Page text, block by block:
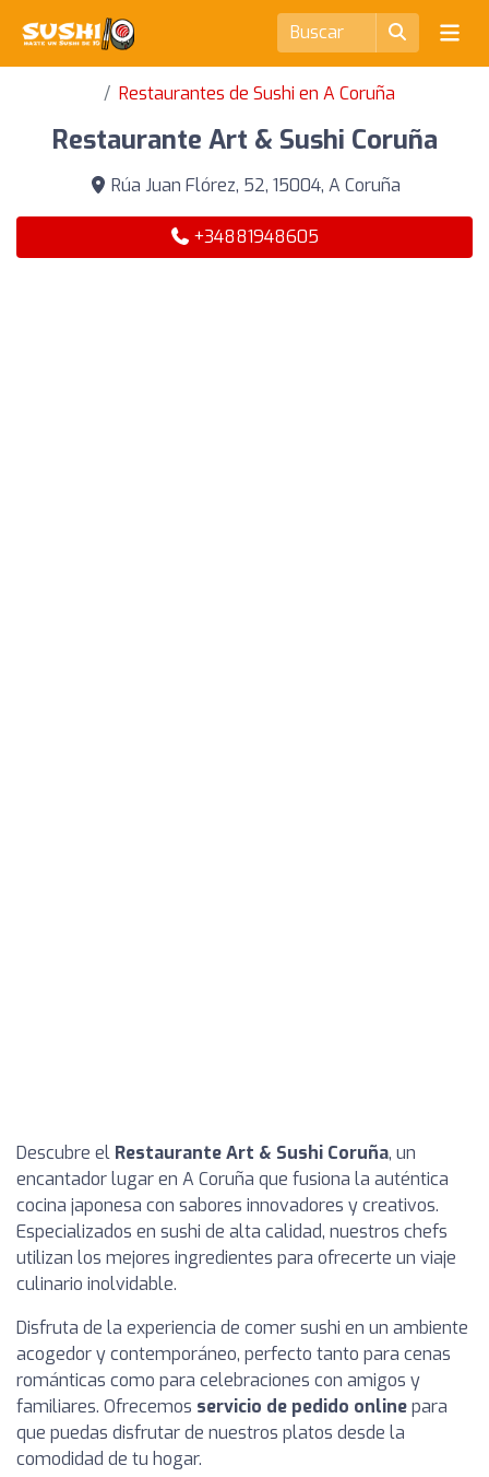
Restaurantes de Sushi en A Coruña
Restaurante Art & Sushi Coruña
Rúa Juan Flórez, 52, 15004, A Coruña
+34881948605
Descubre el Restaurante Art & Sushi Coruña, un
encantador lugar en A Coruña que fusiona la auténtica
cocina japonesa con sabores innovadores y creativos.
Especializados en sushi de alta calidad, nuestros chefs
utilizan los mejores ingredientes para ofrecerte un viaje
culinario inolvidable.
Disfruta de la experiencia de comer sushi en un ambiente
acogedor y contemporáneo, perfecto tanto para cenas
románticas como para celebraciones con amigos y
familiares. Ofrecemos servicio de pedido onlinepara
que puedas disfrutar de nuestros platos desde la
comodidad de tu hogar.